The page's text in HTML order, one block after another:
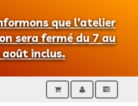
que l’atelier
sera fermé du 7 au
août inclus.